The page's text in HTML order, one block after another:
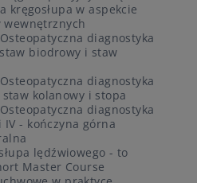
kręgosłupa w aspekcie
diagnostyka
biodrowy i staw
diagnostyka
kolanowy i stopa
diagnostyka
- kończyna górna
lędźwiowego - to
Master Course